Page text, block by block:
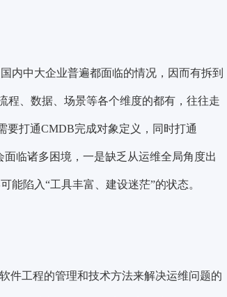
内中大企业普遍都面临的情况，因而有拆到
程、数据、场景等各个维度的都有，往往走
要打通CMDB完成对象定义，同时打通
临诸多困境，一是缺乏从运维全局角度出
能陷入“工具丰富、建设迷茫”的状态。
件工程的管理和技术方法来解决运维问题的